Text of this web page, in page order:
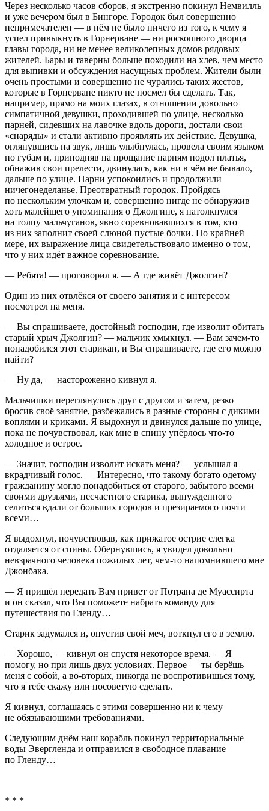
Через несколько часов сборов, я экстренно покинул Немвилль
и уже вечером был в Бингоре. Городок был совершенно
непримечателен — в нём не было ничего из того, к чему я
успел привыкнуть в Горнерване — ни роскошного дворца
главы города, ни не менее великолепных домов рядовых
жителей. Бары и таверны больше походили на хлев, чем место
для выпивки и обсуждения насущных проблем. Жители были
очень простыми и совершенно не чурались таких жестов,
которые в Горнерване никто не посмел бы сделать. Так,
например, прямо на моих глазах, в отношении довольно
симпатичной девушки, проходившей по улице, несколько
парней, сидевших на лавочке вдоль дороги, достали свои
«снаряды» и стали активно проявлять их действие. Девушка,
оглянувшись на звук, лишь улыбнулась, провела своим языком
по губам и, приподняв на прощание парням подол платья,
обнажив свои прелести, двинулась, как ни в чём не бывало,
дальше по улице. Парни успокоились и продолжили
ничегонеделанье. Преотвратный городок. Пройдясь
по нескольким улочкам и, совершенно нигде не обнаружив
хоть малейшего упоминания о Джолгине, я натолкнулся
на толпу мальчуганов, явно соревновавшихся в том, кто
из них заполнит своей слюной пустые бочки. По крайней
мере, их выражение лица свидетельствовало именно о том,
что у них идёт важное соревнование.
— Ребята! — проговорил я. — А где живёт Джолгин?
Один из них отвлёкся от своего занятия и с интересом
посмотрел на меня.
— Вы спрашиваете, достойный господин, где изволит обитать
старый хрыч Джолгин? — мальчик хмыкнул. — Вам зачем-то
понадобился этот старикан, и Вы спрашиваете, где его можно
найти?
— Ну да, — настороженно кивнул я.
Мальчишки переглянулись друг с другом и затем, резко
бросив своё занятие, разбежались в разные стороны с дикими
воплями и криками. Я выдохнул и двинулся дальше по улице,
пока не почувствовал, как мне в спину упёрлось что-то
холодное и острое.
— Значит, господин изволит искать меня? — услышал я
вкрадчивый голос. — Интересно, что такому богато одетому
гражданину могло понадобиться от старого, забытого всеми
своими друзьями, несчастного старика, вынужденного
селиться вдали от больших городов и презираемого почти
всеми…
Я выдохнул, почувствовав, как прижатое острие слегка
отдаляется от спины. Обернувшись, я увидел довольно
невзрачного человека пожилых лет, чем-то напомнившего мне
Джонбака.
— Я пришёл передать Вам привет от Потрана де Муассирта
и он сказал, что Вы поможете набрать команду для
путешествия по Гленду…
Старик задумался и, опустив свой меч, воткнул его в землю.
— Хорошо, — кивнул он спустя некоторое время. — Я
помогу, но при лишь двух условиях. Первое — ты берёшь
меня с собой, а во-вторых, никогда не воспротивишься тому,
что я тебе скажу или посоветую сделать.
Я кивнул, соглашаясь с этими совершенно ни к чему
не обязывающими требованиями.
Следующим днём наш корабль покинул территориальные
воды Эвергленда и отправился в свободное плавание
по Гленду…
* * *